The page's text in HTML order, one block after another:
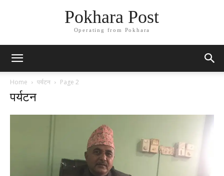
Pokhara Post
Operating from Pokhara
Home पर्यटन Page 2
पर्यटन